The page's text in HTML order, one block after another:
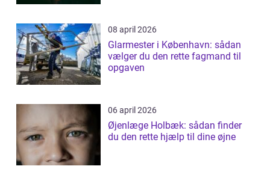
08 april 2026
Glarmester i København: sådan
vælger du den rette fagmand til
opgaven
06 april 2026
Øjenlæge Holbæk: sådan finder
du den rette hjælp til dine øjne